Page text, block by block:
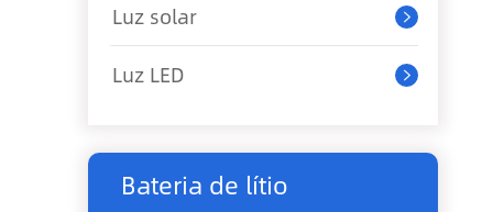
Luz solar 
Luz LED 
Bateria de lítio